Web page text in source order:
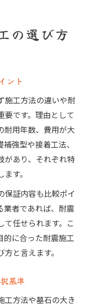
の選び方
ント
施工方法の違いや耐
要です。理由として
耐用年数、費用が大
強型や接着工法、
があり、それぞれ特
す。
保証内容も比較ポイ
業者であれば、耐震
て任せられます。こ
的に合った耐震施工
と言えます。
基準
工方法や墓石の大き